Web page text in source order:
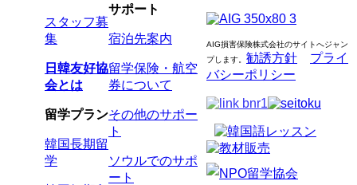
スタッフ募
集
日韓友好協
会とは
留学プラン
韓国長期留
学
サポート
宿泊先案内
留学保険・航空
券について
その他のサポー
ト
ソウルでのサポ
ート
AIG損害保険株式会社のサイトへジャン
プします
勧誘方針
プライ
バシーポリシー